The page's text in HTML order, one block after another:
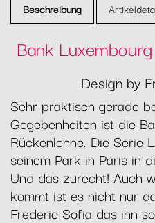
Beschreibung
Bank
Design by
Sehr praktisch gerade
Gegebenheiten ist die
Rückenlehne. Die Serie
seinem Park in Paris in
Und das zurecht! Auch
kommt ist es nicht nur
Frederic Sofia das ihn